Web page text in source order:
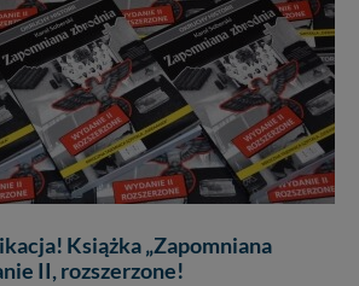
Książka „Zapomniana
II, rozszerzone!